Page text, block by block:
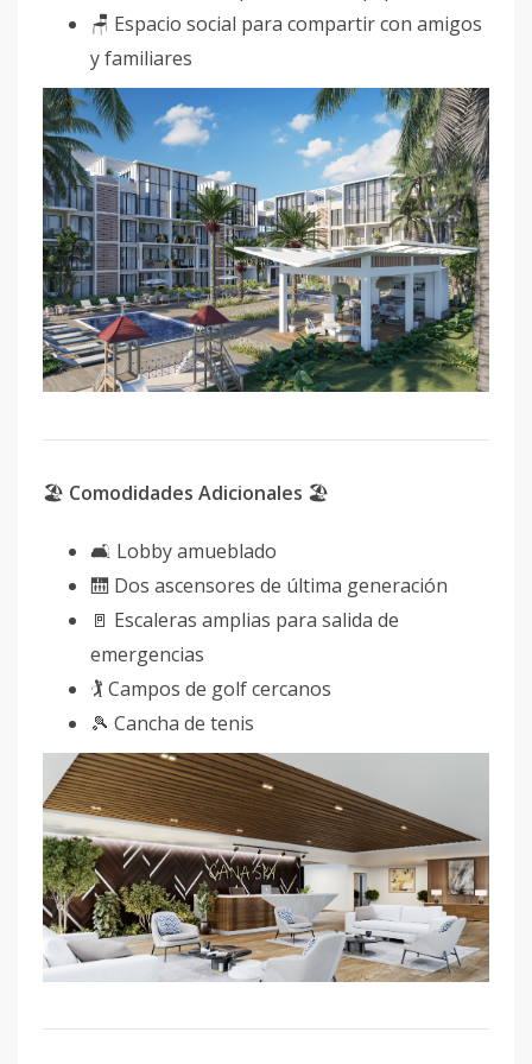
🪑 Espacio social para compartir con amigos
y familiares
🏖 Comodidades Adicionales 🏖
🛋️ Lobby amueblado
🛗 Dos ascensores de última generación
🚪 Escaleras amplias para salida de
emergencias
🏌️ Campos de golf cercanos
🎾 Cancha de tenis